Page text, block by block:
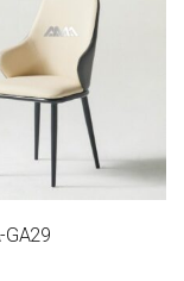
GA29